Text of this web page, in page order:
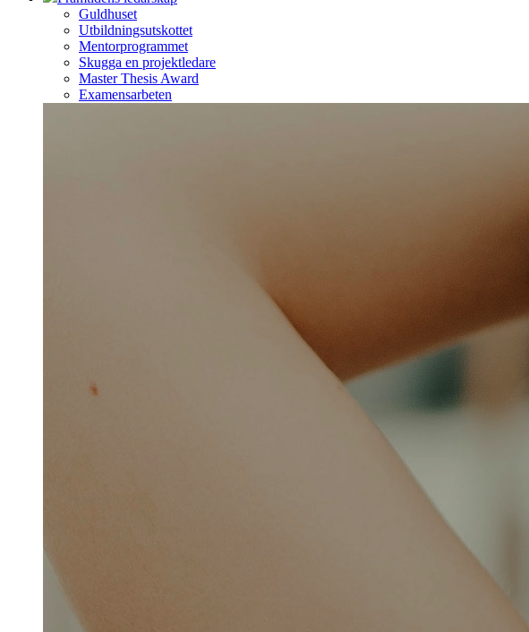
Guldhuset
Utbildningsutskottet
Mentorprogrammet
Skugga en projektledare
Master Thesis Award
Examensarbeten